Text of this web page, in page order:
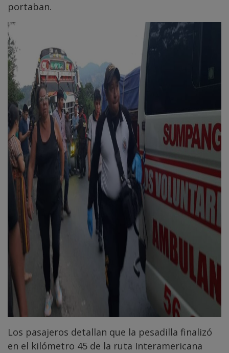
portaban.
Los pasajeros detallan que la pesadilla finalizó
en el kilómetro 45 de la ruta Interamericana